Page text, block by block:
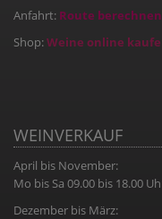
Anfahrt: Route berechnen
Shop:Weine online
WEINVERKAUF
April bis November:
Mo bis Sa 09.00 bis 18.00
Dezember bis März: